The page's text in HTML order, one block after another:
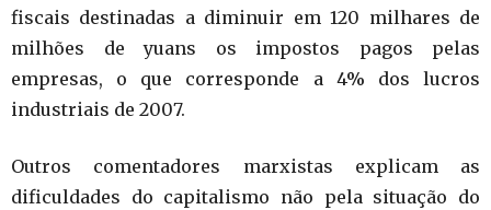
fiscais destinadas a diminuir em 120 milhares de
milhões de yuans os impostos pagos pelas
empresas, o que corresponde a 4% dos lucros
industriais de 2007.
Outros comentadores marxistas explicam as
dificuldades do capitalismo não pela situação do